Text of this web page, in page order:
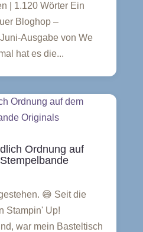
| 1.120 Wörter Ein
Bloghop –
Ausgabe von We
hat es die...
Ordnung auf
😅 Seit die
Stampin' Up!
war mein Basteltisch